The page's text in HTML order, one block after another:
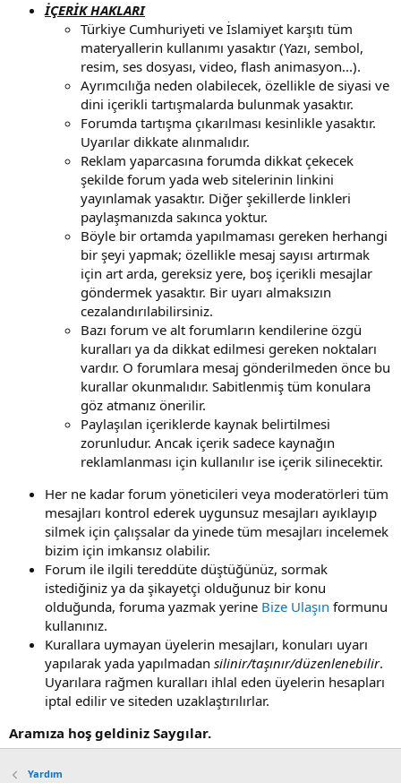
İÇERİK HAKLARI
Türkiye Cumhuriyeti ve İslamiyet karşıtı tüm
materyallerin kullanımı yasaktır (Yazı, sembol,
resim, ses dosyası, video, flash animasyon...).
Ayrımcılığa neden olabilecek, özellikle de siyasi ve
dini içerikli tartışmalarda bulunmak yasaktır.
Forumda tartışma çıkarılması kesinlikle yasaktır.
Uyarılar dikkate alınmalıdır.
Reklam yaparcasına forumda dikkat çekecek
şekilde forum yada web sitelerinin linkini
yayınlamak yasaktır. Diğer şekillerde linkleri
paylaşmanızda sakınca yoktur.
Böyle bir ortamda yapılmaması gereken herhangi
bir şeyi yapmak; özellikle mesaj sayısı artırmak
için art arda, gereksiz yere, boş içerikli mesajlar
göndermek yasaktır. Bir uyarı almaksızın
cezalandırılabilirsiniz.
Bazı forum ve alt forumların kendilerine özgü
kuralları ya da dikkat edilmesi gereken noktaları
vardır. O forumlara mesaj gönderilmeden önce bu
kurallar okunmalıdır. Sabitlenmiş tüm konulara
göz atmanız önerilir.
Paylaşılan içeriklerde kaynak belirtilmesi
zorunludur. Ancak içerik sadece kaynağın
reklamlanması için kullanılır ise içerik silinecektir.
Her ne kadar forum yöneticileri veya moderatörleri tüm
mesajları kontrol ederek uygunsuz mesajları ayıklayıp
silmek için çalışsalar da yinede tüm mesajları incelemek
bizim için imkansız olabilir.
Forum ile ilgili tereddüte düştüğünüz, sormak
istediğiniz ya da şikayetçi olduğunuz bir konu
olduğunda, foruma yazmak yerine Bize Ulaşın formunu
kullanınız.
Kurallara uymayan üyelerin mesajları, konuları uyarı
yapılarak yada yapılmadan silinir/taşınır/düzenlenebilir.
Uyarılara rağmen kuralları ihlal eden üyelerin hesapları
iptal edilir ve siteden uzaklaştırılırlar.
Aramıza hoş geldiniz Saygılar.
Yardım